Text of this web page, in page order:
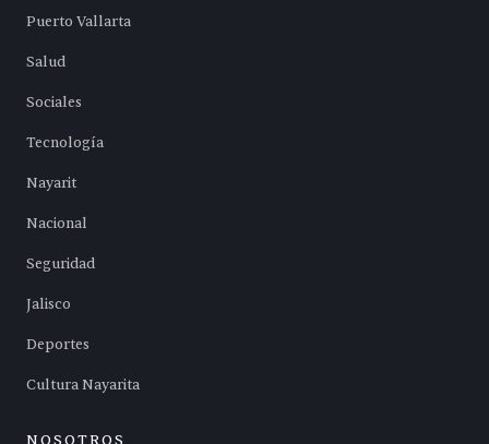
Puerto Vallarta
Salud
Sociales
Tecnología
Nayarit
Nacional
Seguridad
Jalisco
Deportes
Cultura Nayarita